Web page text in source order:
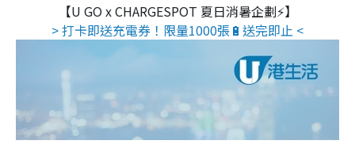
【U GO x CHARGESPOT 夏日消暑企劃⚡】
> 打卡即送充電券！限量1000張🔋送完即止 <